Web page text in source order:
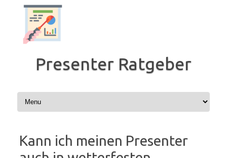
Zum
Inhalt
springen
Presenter Ratgeber
Kann ich meinen Presenter